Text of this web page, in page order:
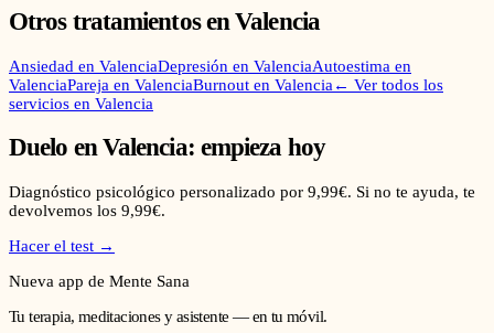
Otros tratamientos enValencia
Ansiedad en ValenciaDepresión en ValenciaAutoestima en
ValenciaPareja en ValenciaBurnout en Valencia ← Ver todos los
servicios en Valencia
Duelo enValencia: empieza hoy
Diagnóstico psicológico personalizado por 9,99€. Si no te ayuda, te
devolvemos los 9,99€.
Hacer el test →
Nueva app de Mente Sana
Tu terapia, meditaciones y asistente — en tu móvil.